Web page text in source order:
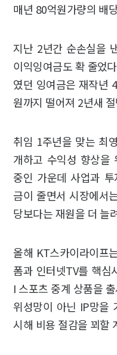
매년 80억원가량의 배
지난 2년간 순손실을
이익잉여금도 확 줄었
였던 잉여금은 재작년
원까지 떨어져 2년새
취임 1주년을 맞는 최
개하고 수익성 향상을
중인 가운데 사업과
금이 줄면서 시장에서
당보다는 재원을 더 늘
올해 KT스카이라이프
폼과 인터넷TV를 핵심
I 스포츠 중계 상품을
위성망이 아닌 IP망을
시해 비용 절감을 꾀할